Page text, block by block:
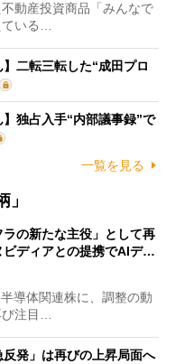
動産投資商品「みんなで
ている…
二転三転した“成田プロ
】独占入手“内部議事録”で
一覧を見る
の新たな主役」として再
ディアとの提携でAIデ…
導体関連株に、調整の動
び注目…
発」は再びの上昇局面へ